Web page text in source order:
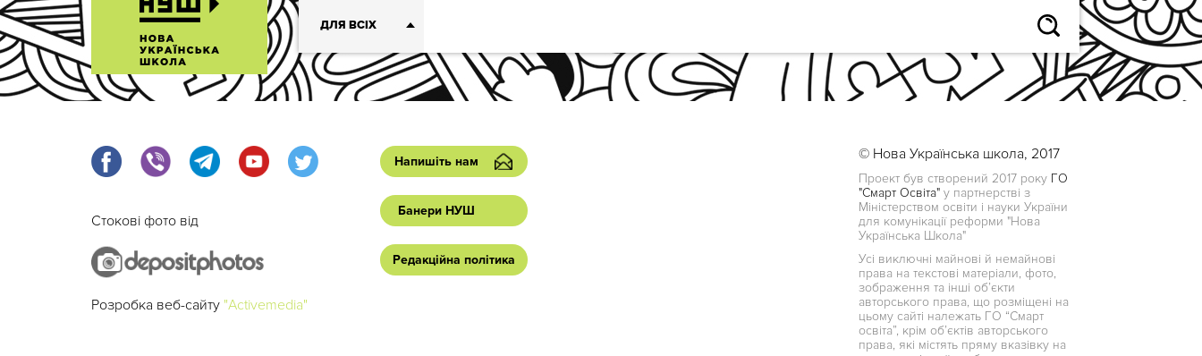
ДЛЯ ВСІХ
Стокові фото від
Розробка веб-сайту "Activemedia"
Напишіть нам
Банери НУШ
Редакційна політика
© Нова Українська школа, 2017
Проект був створений 2017 року ГО
"Смарт Освіта" у партнерстві з
Міністерством освіти і науки України
для комунікації реформи "Нова
Українська Школа"
Усі виключні майнові й немайнові
права на текстові матеріали, фото,
зображення та інші об’єкти
авторського права, що розміщені на
цьому сайті належать ГО “Смарт
освіта”, крім об’єктів авторського
права, які містять пряму вказівку на